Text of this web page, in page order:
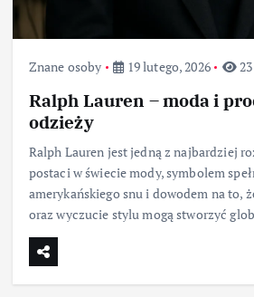
Znane osoby 19 lutego, 2026
Ralph Lauren – moda i
odzieży
Ralph Lauren jest jedną z najbardziej
postaci w świecie mody, symbolem
amerykańskiego snu i dowodem na to,
oraz wyczucie stylu mogą stworzyć